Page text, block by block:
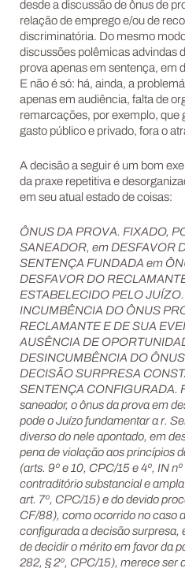
desde a discussão de ônus de
relação de emprego e/ou de
discriminatória. Do mesmo
discussões polêmicas advindas
prova apenas em sentença, em
E não é só: há, ainda, a
apenas em audiência, falta de
remarcações, por exemplo, que
gasto público e privado, fora o
A decisão a seguir é um bom
da praxe repetitiva e
em seu atual estado de coisas:
ÔNUS DA PROVA. FIXADO,
SANEADOR, em DESFAVOR
SENTENÇA FUNDADA em
DESFAVOR DO
ESTABELECIDO PELO
INCUMBÊNCIA DO ÔNUS
RECLAMANTE E DE SUA
AUSÊNCIA DE
DESINCUMBÊNCIA DO
DECISÃO SURPRESA
SENTENÇA CONFIGURADA.
saneador, o ônus da prova em
pode o Juízo fundamentar a r.
diverso do nele apontado, em
pena de violação aos princípios
(arts. 9º e 10, CPC/15 e 4º, IN
contraditório substancial e
art. 7º, CPC/15) e do devido
CF/88), como ocorrido no caso
configurada a decisão surpresa,
de decidir o mérito em favor da
282, § 2º, CPC/15), merece ser